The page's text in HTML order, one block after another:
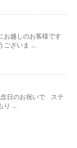
越しのお客様です
ざいま ...
日のお祝いで ステ
り ...